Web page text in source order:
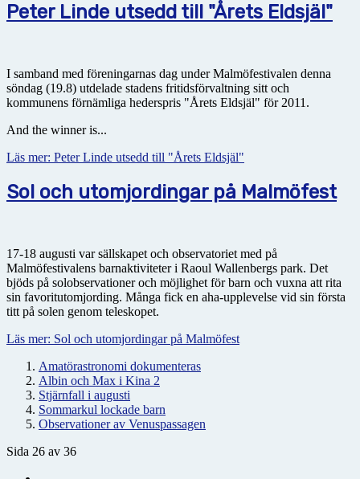
Peter Linde utsedd till "Årets Eldsjäl"
I samband med föreningarnas dag under Malmöfestivalen denna
söndag (19.8) utdelade stadens fritidsförvaltning sitt och
kommunens förnämliga hederspris "Årets Eldsjäl" för 2011.
And the winner is...
Läs mer: Peter Linde utsedd till "Årets Eldsjäl"
Sol och utomjordingar på Malmöfest
17-18 augusti var sällskapet och observatoriet med på
Malmöfestivalens barnaktiviteter i Raoul Wallenbergs park. Det
bjöds på solobservationer och möjlighet för barn och vuxna att rita
sin favoritutomjording. Många fick en aha-upplevelse vid sin första
titt på solen genom teleskopet.
Läs mer: Sol och utomjordingar på Malmöfest
Amatörastronomi dokumenteras
Albin och Max i Kina 2
Stjärnfall i augusti
Sommarkul lockade barn
Observationer av Venuspassagen
Sida 26 av 36